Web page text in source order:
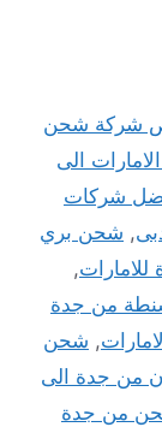
شركة شحن
الى
شركات
, شحن بري
,
من جدة
, شحن
من جدة الى
من جدة